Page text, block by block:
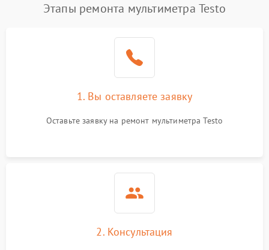
Этапы ремонта мультиметра Testo
1. Вы оставляете заявку
Оставьте заявку на ремонт мультиметра Testo
2. Консультация